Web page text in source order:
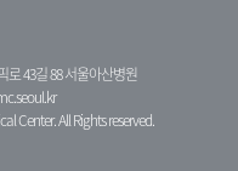
로 43길 88 서울아산병원
Center. All Rights reserved.